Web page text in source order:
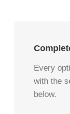
Every
with the
below.